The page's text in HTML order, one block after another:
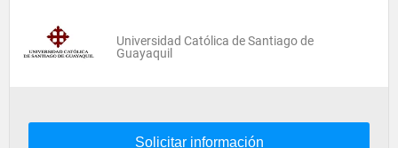
Universidad Católica de Santiago de
Guayaquil
Solicitar información